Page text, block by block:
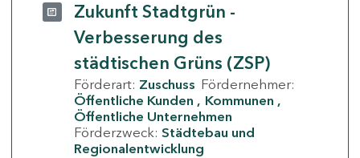
Zukunft Stadtgrün -
Verbesserung des
städtischen Grüns (ZSP)
Förderart: Zuschuss Fördernehmer:
Öffentliche Kunden
Kommunen
Öffentliche Unternehmen
Förderzweck: Städtebau und
Regionalentwicklung